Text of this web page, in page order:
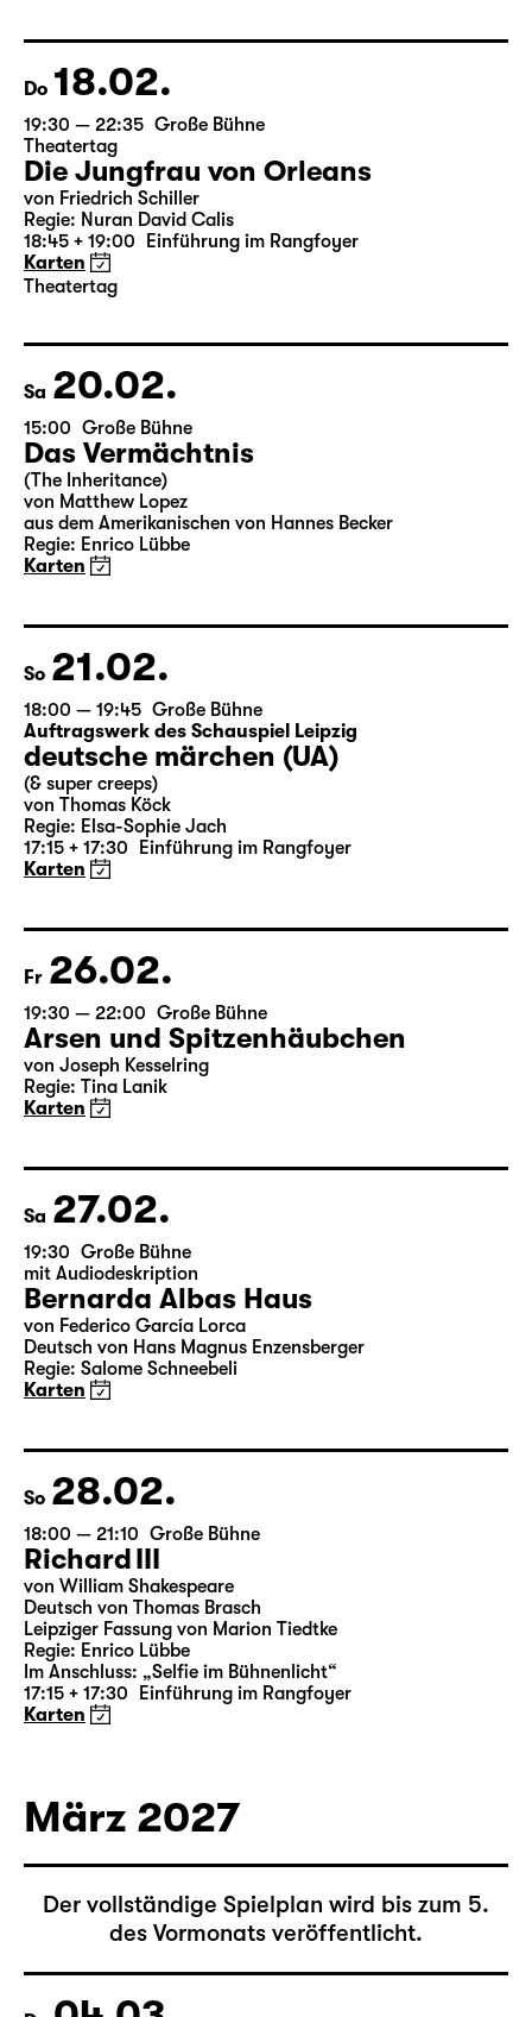
Do 18.02.
19:30 — 22:35 Große Bühne
Theatertag
Die Jungfrau von Orleans
von Friedrich Schiller
Regie: Nuran David Calis
18:45 + 19:00
Einführung im Rangfoyer
Karten
Theatertag
Sa 20.02.
15:00 Große Bühne
Das Vermächtnis
(The Inheritance)
von Matthew Lopez
aus dem Amerikanischen von Hannes Becker
Regie: Enrico Lübbe
Karten
So 21.02.
18:00 — 19:45 Große Bühne
Auftragswerk des Schauspiel Leipzig
deutsche märchen (UA)
(& super creeps)
von Thomas Köck
Regie: Elsa-Sophie Jach
17:15 + 17:30
Einführung im Rangfoyer
Karten
Fr 26.02.
19:30 — 22:00 Große Bühne
Arsen und Spitzenhäubchen
von Joseph Kesselring
Regie: Tina Lanik
Karten
Sa 27.02.
19:30 Große Bühne
mit Audiodeskription
Bernarda Albas Haus
von Federico García Lorca
Deutsch von Hans Magnus Enzensberger
Regie: Salome Schneebeli
Karten
So 28.02.
18:00 — 21:10 Große Bühne
Richard III
von William Shakespeare
Deutsch von Thomas Brasch
Leipziger Fassung von Marion Tiedtke
Regie: Enrico Lübbe
Im Anschluss: „Selfie im Bühnenlicht“
17:15 + 17:30
Einführung im Rangfoyer
Karten
März 2027
Der vollständige Spielplan wird bis zum 5.
des Vormonats veröffentlicht.